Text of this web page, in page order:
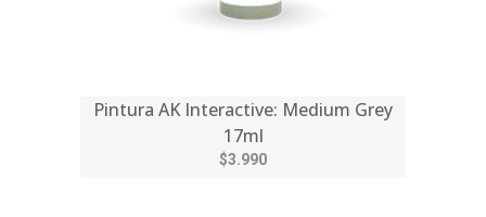
Pintura AK Interactive: Medium Grey
17ml
$3.990